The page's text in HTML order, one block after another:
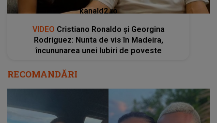
kanald2.ro
VIDEO Cristiano Ronaldo și Georgina
Rodriguez: Nunta de vis în Madeira,
încununarea unei Iubiri de poveste
RECOMANDĂRI